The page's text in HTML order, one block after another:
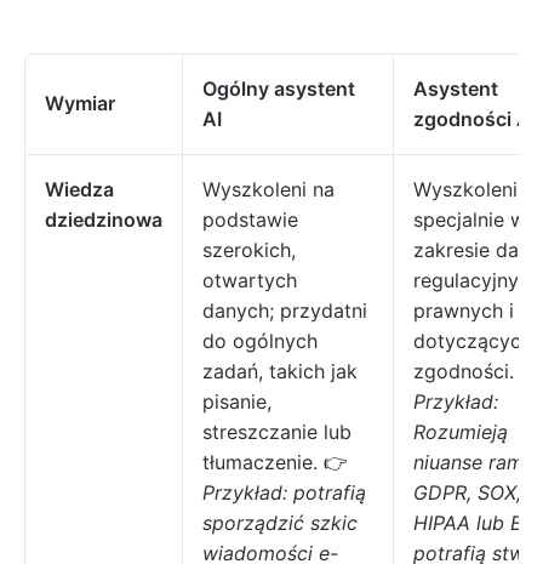
Wymiar
Ogólny asystent
AI
Asystent
zgodności AI
Wiedza
dziedzinowa
Wyszkoleni na
podstawie
szerokich,
otwartych
danych; przydatni
do ogólnych
zadań, takich jak
pisanie,
streszczanie lub
tłumaczenie. 👉
Przykład: potrafią
sporządzić szkic
wiadomości e-
Wyszkoleni
specjalnie w
zakresie
prawnych i
dotyczących
zgodności. 👉
Przykład:
Rozumieją
niuanse ram
GDPR, SOX,
HIPAA lub
potrafią